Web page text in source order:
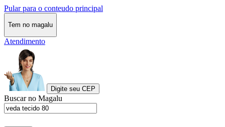
Pular para o conteudo principal
Tem no magalu
Atendimento
Digite seu CEP
Buscar no Magalu